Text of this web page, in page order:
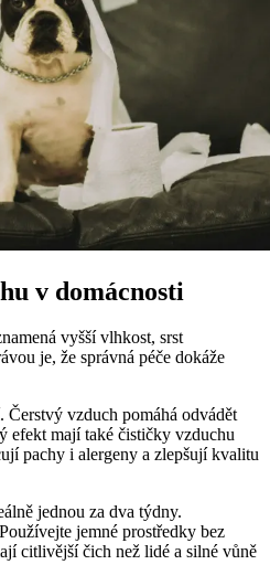
v domácnosti
vyšší vlhkost, srst
je, že správná péče dokáže
vzduch pomáhá odvádět
efekt mají také čističky vzduchu
pachy i alergeny a zlepšují kvalitu
jednou za dva týdny.
jemné prostředky bez
citlivější čich než lidé a silné vůně